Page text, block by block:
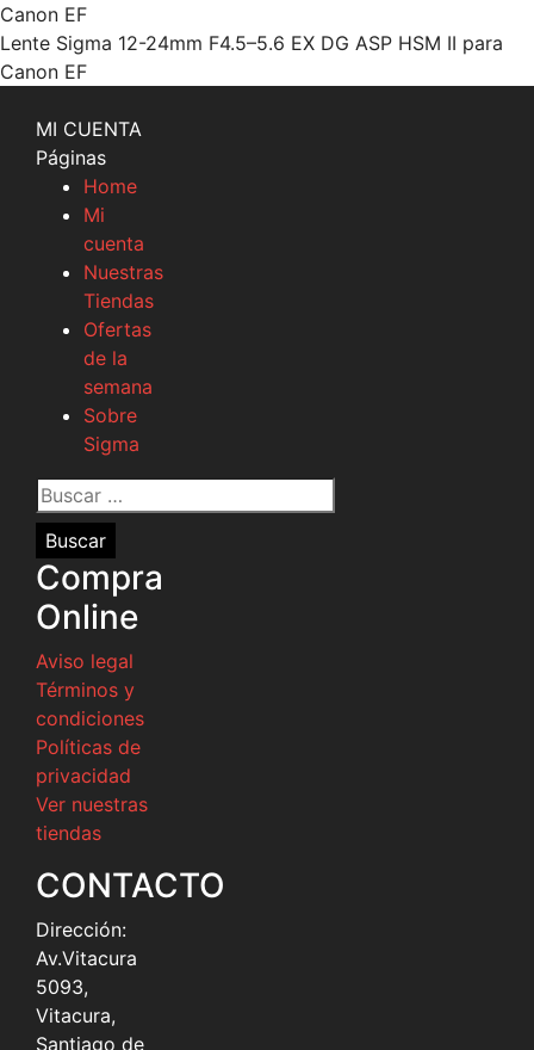
Lente Sigma 12-24mm F4.5–5.6 EX DG ASP HSM II para
Canon EF
MI CUENTA
Páginas
Home
Mi
cuenta
Nuestras
Tiendas
Ofertas
de la
semana
Sobre
Sigma
Buscar
por:
Compra
Online
Aviso legal
Términos y
condiciones
Políticas de
privacidad
Ver nuestras
tiendas
CONTACTO
Dirección:
Av.Vitacura
5093,
Vitacura,
Santiago de